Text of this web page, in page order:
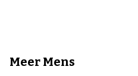
Meer Mens